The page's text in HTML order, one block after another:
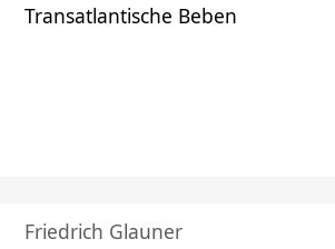
Transatlantische Beben
Friedrich Glauner